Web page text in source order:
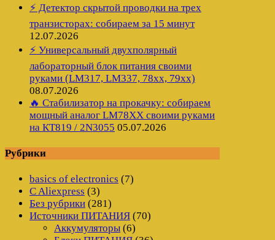
⚡ Детектор скрытой проводки на трех
транзисторах: собираем за 15 минут
12.07.2026
⚡ Универсальный двухполярный
лабораторный блок питания своими
руками (LM317, LM337, 78xx, 79xx)
08.07.2026
🔥 Стабилизатор на прокачку: собираем
мощный аналог LM78XX своими руками
на КТ819 / 2N3055 05.07.2026
Рубрики
basics of electronics (7)
C Aliexpress (3)
Без рубрики (281)
Источники ПИТАНИЯ (70)
Аккумуляторы (6)